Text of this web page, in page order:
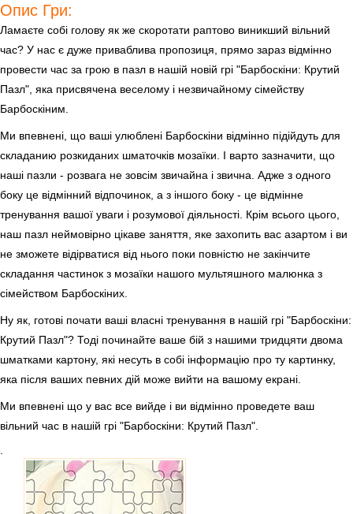
Опис Гри:
Ламаєте собі голову як же скоротати раптово виникший вільний
час? У нас є дуже приваблива пропозиця, прямо зараз відмінно
провести час за грою в пазл в нашій новій грі "Барбоскіни: Крутий
Пазл", яка присвячена веселому і незвичайному сімейству
Барбоскіним.
Ми впевнені, що ваші улюблені Барбоскіни відмінно підійдуть для
складанию розкиданих шматочків мозаїки. І варто зазначити, що
наші пазли - розвага не зовсім звичайна і звична. Адже з одного
боку це відмінний відпочинок, а з іншого боку - це відмінне
тренування вашої уваги і розумової діяльності. Крім всього цього,
наш пазл неймовірно цікаве заняття, яке захопить вас азартом і ви
не зможете відірватися від нього поки повністю не закінчите
складання частинок з мозаїки нашого мультяшного малюнка з
сімейством Барбоскіних.
Ну як, готові почати ваші власні тренування в нашій грі "Барбоскіни:
Крутий Пазл"? Тоді починайте ваше бій з нашими тридцяти двома
шматками картону, які несуть в собі інформацію про ту картинку,
яка після ваших певних дій може вийти на вашому екрані.
Ми впевнені що у вас все вийде і ви відмінно проведете ваш
вільний час в нашій грі "Барбоскіни: Крутий Пазл".